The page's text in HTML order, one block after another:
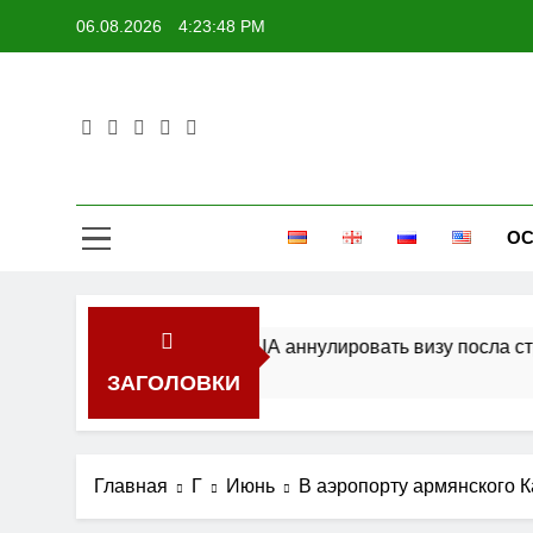
06.08.2026 4:23:48 PM
ЗАГОЛОВКИ
решение США аннулировать визу посла
Главная Г Июнь В аэропорту армянского